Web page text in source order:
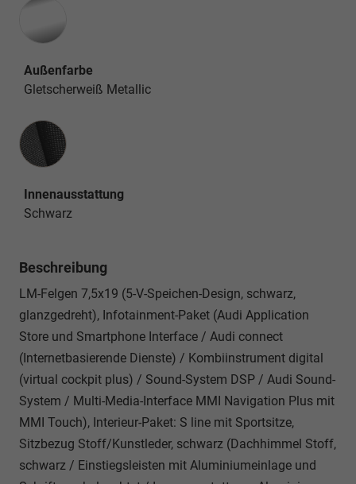
Außenfarbe
Gletscherweiß Metallic
Innenausstattung
Innenausstattung
Schwarz
Beschreibung
LM-Felgen 7,5x19 (5-V-Speichen-Design, schwarz,
glanzgedreht), Infotainment-Paket (Audi Application
Store und Smartphone Interface / Audi connect
(Internetbasierende Dienste) / Kombiinstrument digital
(virtual cockpit plus) / Sound-System DSP / Audi Sound-
System / Multi-Media-Interface MMI Navigation Plus mit
MMI Touch), Interieur-Paket: S line mit Sportsitze,
Sitzbezug Stoff/Kunstleder, schwarz (Dachhimmel Stoff,
schwarz / Einstiegsleisten mit Aluminiumeinlage und